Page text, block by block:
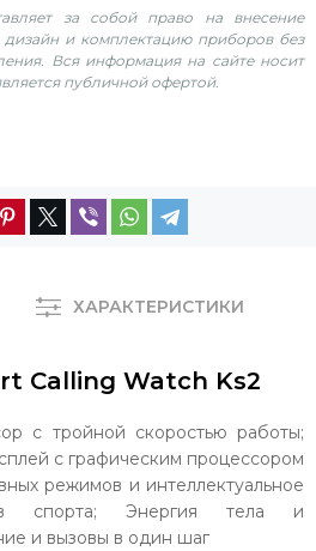
за собой право на внесение
и комплектацию приборов без
Вся информация на сайте носит
публичной офертой.
ХАРАКТЕРИСТИКИ
Calling Watch Ks2
с тройной скоростью работы;
с графическим процессором
режимов и интеллектуальное
спорта; Энергия тела и
и вызовы в один шаг